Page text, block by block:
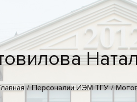
Персоналии ИЭМ ТГУ